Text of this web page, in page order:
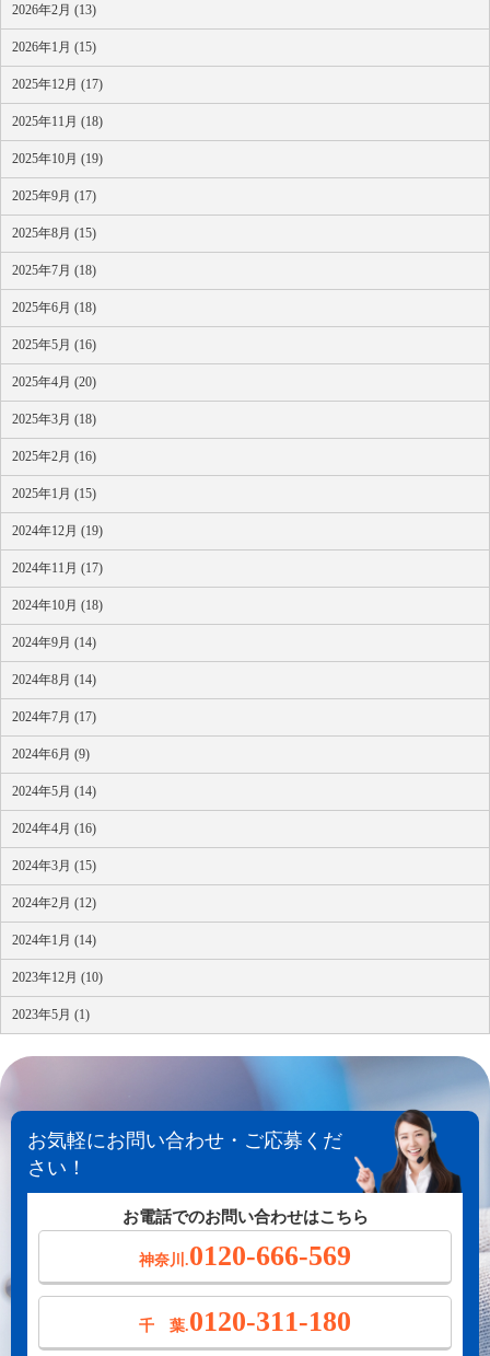
2026年2月 (13)
2026年1月 (15)
2025年12月 (17)
2025年11月 (18)
2025年10月 (19)
2025年9月 (17)
2025年8月 (15)
2025年7月 (18)
2025年6月 (18)
2025年5月 (16)
2025年4月 (20)
2025年3月 (18)
2025年2月 (16)
2025年1月 (15)
2024年12月 (19)
2024年11月 (17)
2024年10月 (18)
2024年9月 (14)
2024年8月 (14)
2024年7月 (17)
2024年6月 (9)
2024年5月 (14)
2024年4月 (16)
2024年3月 (15)
2024年2月 (12)
2024年1月 (14)
2023年12月 (10)
2023年5月 (1)
お気軽にお問い合わせ・ご応募くだ
さい！
お電話でのお問い合わせはこちら
神奈川.0120-666-569
千 葉.0120-311-180